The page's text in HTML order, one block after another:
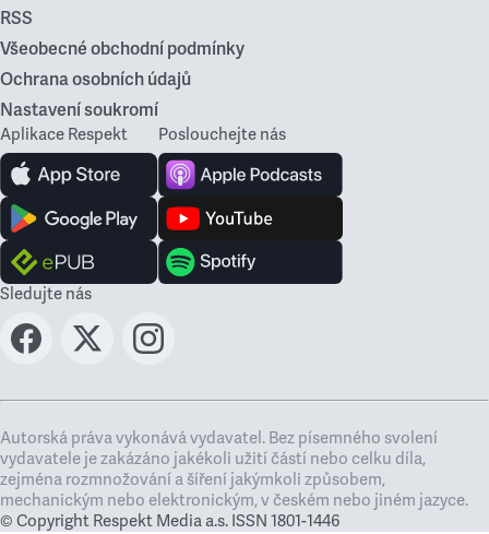
RSS
Všeobecné obchodní podmínky
Ochrana osobních údajů
Nastavení soukromí
Aplikace Respekt Poslouchejte nás
Sledujte nás
Autorská práva vykonává vydavatel. Bez písemného svolení
vydavatele je zakázáno jakékoli užití částí nebo celku díla,
zejména rozmnožování a šíření jakýmkoli způsobem,
mechanickým nebo elektronickým, v českém nebo jiném jazyce.
© Copyright Respekt Media a.s. ISSN 1801-1446